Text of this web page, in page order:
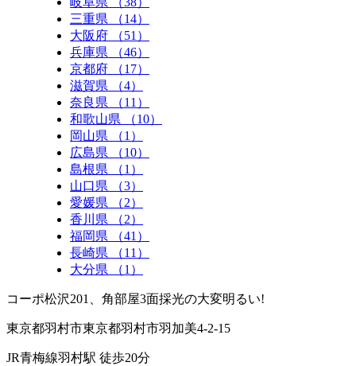
三重県 （14）
大阪府 （51）
兵庫県 （46）
京都府 （17）
滋賀県 （4）
奈良県 （11）
和歌山県 （10）
岡山県 （1）
広島県 （10）
島根県 （1）
山口県 （3）
愛媛県 （2）
香川県 （2）
福岡県 （41）
長崎県 （11）
大分県 （1）
コーポ松沢201、角部屋3面採光の大変明るい!
東京都羽村市東京都羽村市羽加美4-2-15
JR青梅線羽村駅 徒歩20分